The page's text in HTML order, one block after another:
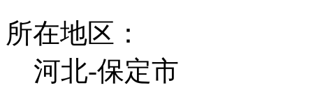
所在地区：
河北-保定市